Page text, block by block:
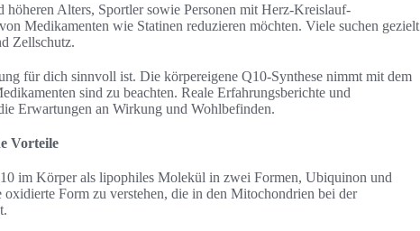
Alters, Sportler sowie Personen mit Herz-Kreislauf-
Medikamenten wie Statinen reduzieren möchten. Viele suchen gezielt
Zellschutz.
für dich sinnvoll ist. Die körpereigene Q10-Synthese nimmt mit dem
sind zu beachten. Reale Erfahrungsberichte und
Erwartungen an Wirkung und Wohlbefinden.
Vorteile
im Körper als lipophiles Molekül in zwei Formen, Ubiquinon und
Form zu verstehen, die in den Mitochondrien bei der